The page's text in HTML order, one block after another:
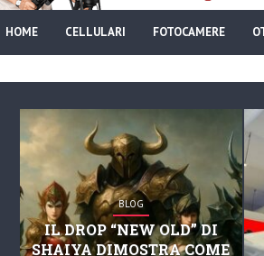
HOME CELLULARI FOTOCAMERE
BLOG
IL DROP “NEW OLD” DI
SHAIYA DIMOSTRA COME